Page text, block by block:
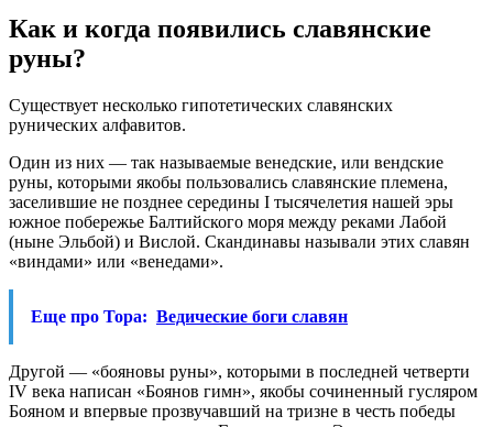
Как и когда появились славянские
руны?
Существует несколько гипотетических славянских
рунических алфавитов.
Один из них — так называемые венедские, или вендские
руны, которыми якобы пользовались славянские племена,
заселившие не позднее середины I тысячелетия нашей эры
южное побережье Балтийского моря между реками Лабой
(ныне Эльбой) и Вислой. Скандинавы называли этих славян
«виндами» или «венедами».
Еще про Тора: Ведические боги славян
Другой — «бояновы руны», которыми в последней четверти
IV века написан «Боянов гимн», якобы сочиненный гусляром
Бояном и впервые прозвучавший на тризне в честь победы